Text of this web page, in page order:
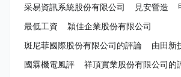
采易資訊系統股份有限公司
見安營造
最低工資
穎佳企業股份有限公司
斑尼菲國際股份有限公司的評論
由田新
國霖機電風評
祥頂實業股份有限公司的